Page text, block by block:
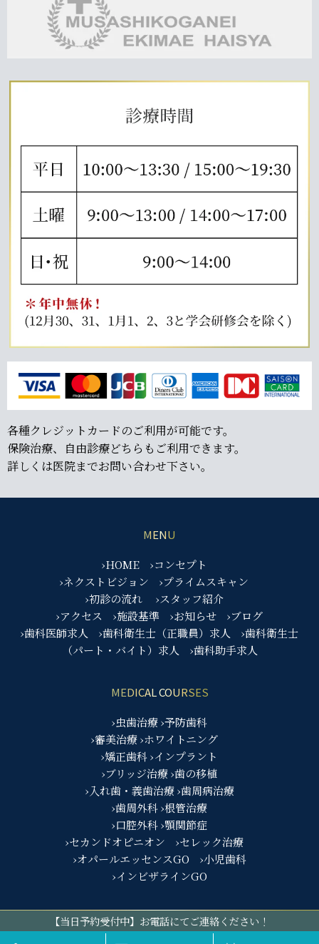
各種クレジットカードのご利用が可能です。
保険治療、自由診療どちらもご利用できます。
詳しくは医院までお問い合わせ下さい。
MENU
›HOME
›コンセプト
›ネクストビジョン
›プライムスキャン
›初診の流れ
›スタッフ紹介
›アクセス
›施設基準 ›お知らせ
›ブログ
›歯科医師求人
›歯科衛生士（正職員）求人
›歯科衛生士
（パート・バイト）求人
›歯科助手求人
MEDICAL COURSES
›虫歯治療›予防歯科
›審美治療 ›ホワイトニング
›矯正歯科›インプラント
›ブリッジ治療›歯の移植
›入れ歯・義歯治療 ›歯周病治療
›歯周外科›根管治療
›口腔外科›顎関節症
›セカンドオピニオン
›セレック治療
›オパールエッセンスGO
›小児歯科
›インビザラインGO
© 五反田駅前歯医者
【当日予約受付中】お電話にてご連絡ください！